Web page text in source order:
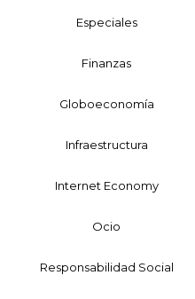
Especiales
Finanzas
Globoeconomía
Infraestructura
Internet Economy
Ocio
Responsabilidad Social